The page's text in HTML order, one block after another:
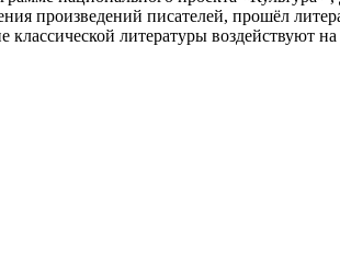
произведений писателей, прошёл
классической литературы воздействуют